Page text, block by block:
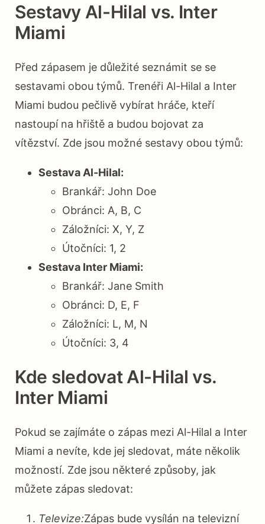
Sestavy Al-Hilal vs. Inter
Miami
Před zápasem je důležité seznámit se se
sestavami obou týmů. Trenéři Al-Hilal a Inter
Miami budou pečlivě vybírat hráče, kteří
nastoupí na hřiště a budou bojovat za
vítězství. Zde jsou možné sestavy obou týmů:
Sestava Al-Hilal:
Brankář: John Doe
Obránci: A, B, C
Záložníci: X, Y, Z
Útočníci: 1, 2
Sestava Inter Miami:
Brankář: Jane Smith
Obránci: D, E, F
Záložníci: L, M, N
Útočníci: 3, 4
Kde sledovat Al-Hilal vs.
Inter Miami
Pokud se zajímáte o zápas mezi Al-Hilal a Inter
Miami a nevíte, kde jej sledovat, máte několik
možností. Zde jsou některé způsoby, jak
můžete zápas sledovat:
Televize:Zápas bude vysílán na televizní